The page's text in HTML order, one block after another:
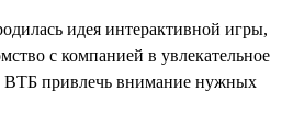
идея интерактивной игры,
с компанией в увлекательное
ВТБ привлечь внимание нужных